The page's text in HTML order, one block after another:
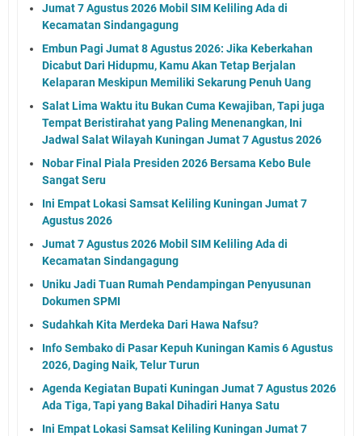
Jumat 7 Agustus 2026 Mobil SIM Keliling Ada di
Kecamatan Sindangagung
Embun Pagi Jumat 8 Agustus 2026: Jika Keberkahan
Dicabut Dari Hidupmu, Kamu Akan Tetap Berjalan
Kelaparan Meskipun Memiliki Sekarung Penuh Uang
Salat Lima Waktu itu Bukan Cuma Kewajiban, Tapi juga
Tempat Beristirahat yang Paling Menenangkan, Ini
Jadwal Salat Wilayah Kuningan Jumat 7 Agustus 2026
Nobar Final Piala Presiden 2026 Bersama Kebo Bule
Sangat Seru
Ini Empat Lokasi Samsat Keliling Kuningan Jumat 7
Agustus 2026
Jumat 7 Agustus 2026 Mobil SIM Keliling Ada di
Kecamatan Sindangagung
Uniku Jadi Tuan Rumah Pendampingan Penyusunan
Dokumen SPMI
Sudahkah Kita Merdeka Dari Hawa Nafsu?
Info Sembako di Pasar Kepuh Kuningan Kamis 6 Agustus
2026, Daging Naik, Telur Turun
Agenda Kegiatan Bupati Kuningan Jumat 7 Agustus 2026
Ada Tiga, Tapi yang Bakal Dihadiri Hanya Satu
Ini Empat Lokasi Samsat Keliling Kuningan Jumat 7